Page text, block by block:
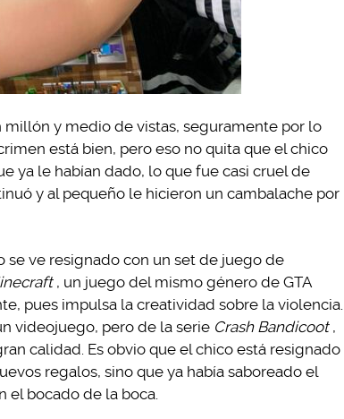
y medio de vistas, seguramente por lo
está bien, pero eso no quita que el chico
ya le habían dado, lo que fue casi cruel de
y al pequeño le hicieron un cambalache por
se ve resignado con un set de juego de
, un juego del mismo género de GTA
pues impulsa la creatividad sobre la violencia.
videojuego, pero de la serie Crash Bandicoot ,
calidad. Es obvio que el chico está resignado
regalos, sino que ya había saboreado el
el bocado de la boca.